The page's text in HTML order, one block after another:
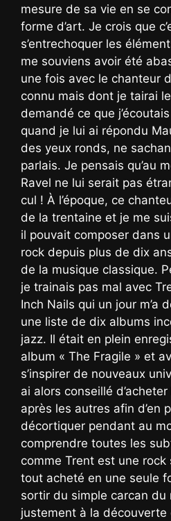
mesure de sa vie en se
forme d’art. Je crois que
s’entrechoquer les
me souviens avoir été
une fois avec le chanteur
connu mais dont je tairai le
demandé ce que
quand je lui ai répondu
des yeux ronds, ne
parlais. Je pensais qu’au
Ravel ne lui serait pas
cul ! À l’époque, ce
de la trentaine et je me
il pouvait composer dans
rock depuis plus de dix
de la musique classique.
je trainais pas mal avec
Inch Nails qui un jour m’a
une liste de dix albums
jazz. Il était en plein
album « The Fragile » et
s’inspirer de nouveaux
ai alors conseillé
après les autres afin d’en
décortiquer pendant au
comprendre toutes les
comme Trent est une rock
tout acheté en une seule
sortir du simple carcan du
justement à la découverte